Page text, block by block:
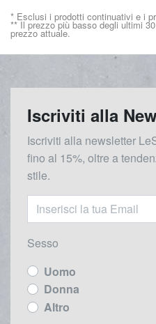
* Esclusi i prodotti continuativi e i
** Il prezzo più basso degli ultimi
prezzo attuale.
Iscriviti alla
Iscriviti alla newsletter
fino al 15%, oltre a
stile.
Sesso
Uomo
Donna
Altro